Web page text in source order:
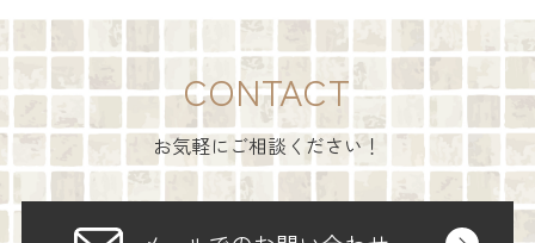
CONTACT
お気軽にご相談ください！